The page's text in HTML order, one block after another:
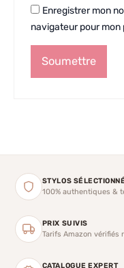
Enregistrer mon
navigateur pour
STYLOS
100% authentiques &
PRIX SUIVIS
Tarifs Amazon vérifiés
CATALOGUE EXPERT